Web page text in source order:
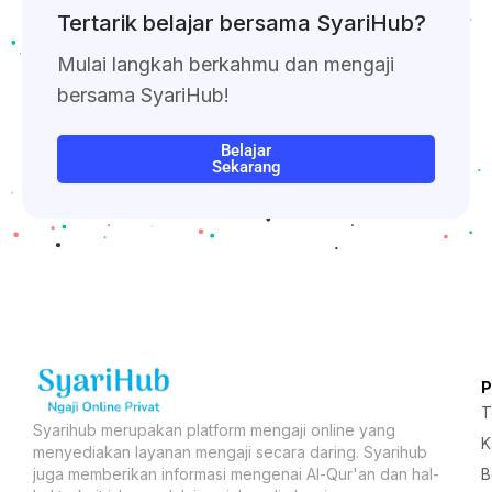
Tertarik belajar bersama SyariHub?
Mulai langkah berkahmu dan mengaji
bersama SyariHub!
Belajar
Sekarang
Syarihub merupakan platform mengaji online yang
menyediakan layanan mengaji secara daring. Syarihub
juga memberikan informasi mengenai Al-Qur'an dan hal-